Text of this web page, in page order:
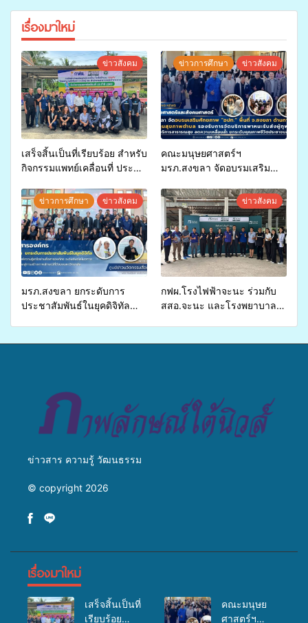
เรื่องมาใหม่
ข่าวสังคม
เสร็จสิ้นเป็นที่เรียบร้อย สำหรับ
กิจกรรมแพทย์เคลื่อนที่ ประจำ
สุขภาพแก่ประชาชนในพื้นที่
อำเภอจะนะ
ข่าวการศึกษา ข่าวสังคม
คณะมนุษยศาสตร์ฯ
มรภ.สงขลา จัดอบรมเสริม
จ่ายงบกองทุนสุขภาพตำบล
รองรับการจัดบริการพาหนะรับ
ส่งผู้ทุพพลภาพเพื่อเข้ารับ
บริการสาธารณสุข ลดความ
เหลื่อมล้ำ ยกระดับคุณภาพ
ชีวิตประชาชนอย่างยั่งยืน
ข่าวการศึกษา ข่าวสังคม
มรภ.สงขลา ยกระดับการ
ประชาสัมพันธ์ในยุคดิจิทัล
ข่าวสังคม
กฟผ.โรงไฟฟ้าจะนะ ร่วมกับ
สสอ.จะนะ และโรงพยาบาล
ข่าวสาร ความรู้ วัฒนธรรม
© copyright 2026
เรื่องมาใหม่
เสร็จสิ้นเป็นที่
เรียบร้อย
คณะมนุษย
ศาสตร์ฯ